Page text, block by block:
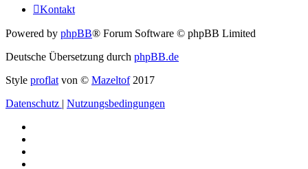
Kontakt
Powered by phpBB® Forum Software © phpBB Limited
Deutsche Übersetzung durch phpBB.de
Style proflat von © Mazeltof2017
Datenschutz | Nutzungsbedingungen